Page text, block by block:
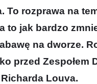
To rozprawa na
to jak bardzo
na dworze.
przed Zespołem
Louva.